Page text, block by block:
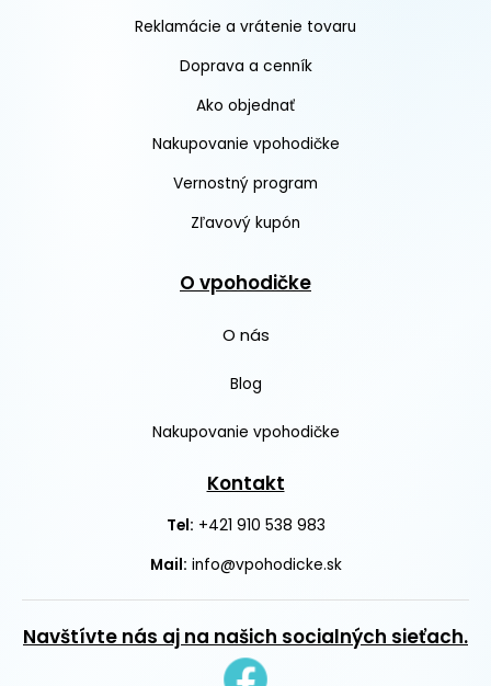
Reklamácie a vrátenie tovaru
Doprava a cenník
Ako objednať
Nakupovanie vpohodičke
Vernostný program
Zľavový kupón
O vpohodičke
O nás
Blog
Nakupovanie vpohodičke
Kontakt
Tel: +421 910 538 983
Mail: info@vpohodicke.sk
Navštívte nás aj na našich socialných sieťach.